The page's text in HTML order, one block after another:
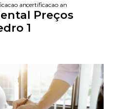
ambiental construcao civil
certificacao ambiental precos
Preços
1